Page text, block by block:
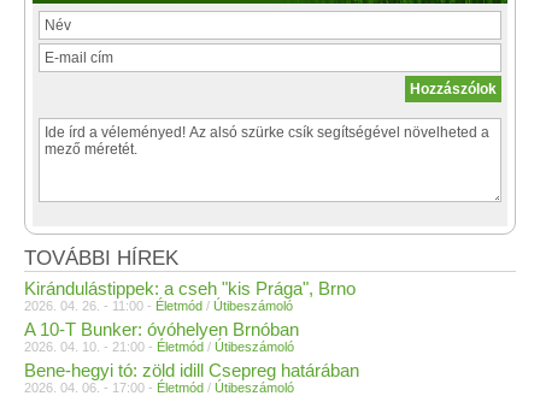
TOVÁBBI HÍREK
Kirándulástippek: a cseh "kis Prága", Brno
2026. 04. 26. - 11:00 - Életmód / Útibeszámoló
A 10-T Bunker: óvóhelyen Brnóban
2026. 04. 10. - 21:00 - Életmód / Útibeszámoló
Bene-hegyi tó: zöld idill Csepreg határában
2026. 04. 06. - 17:00 - Életmód / Útibeszámoló